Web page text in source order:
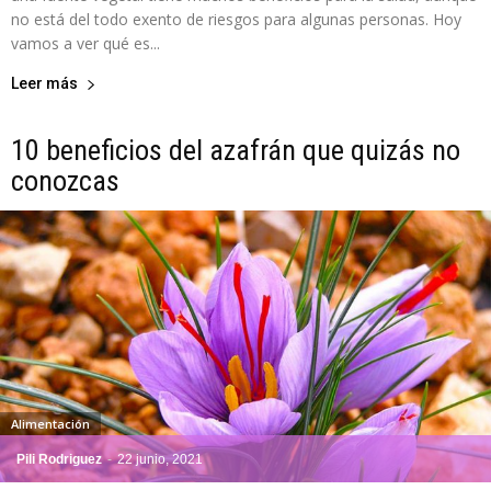
no está del todo exento de riesgos para algunas personas. Hoy
vamos a ver qué es...
Leer más
10 beneficios del azafrán que quizás no
conozcas
Pili Rodriguez - 22 junio, 2021
Alimentación